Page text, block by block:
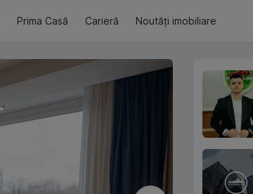
Prima Casă Carieră Noutăți imobiliare